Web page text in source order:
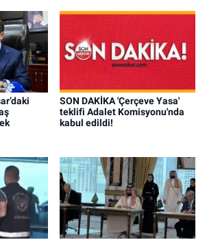
SON DAKİKA 'Çerçeve Yasa'
teklifi Adalet Komisyonu'nda
kabul edildi!